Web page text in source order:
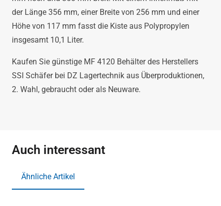
der Länge 356 mm, einer Breite von 256 mm und einer
Höhe von 117 mm fasst die Kiste aus Polypropylen
insgesamt 10,1 Liter.
Kaufen Sie günstige MF 4120 Behälter des Herstellers
SSI Schäfer bei DZ Lagertechnik aus Überproduktionen,
2. Wahl, gebraucht oder als Neuware.
Auch interessant
Ähnliche Artikel